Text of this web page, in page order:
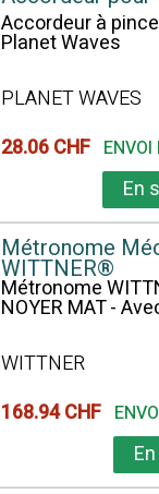
Accordeur à
Planet Waves
PLANET WAVES
28.06 CHF
En
Métronome
WITTNER®
Métronome
NOYER MAT -
WITTNER
168.94 CHF